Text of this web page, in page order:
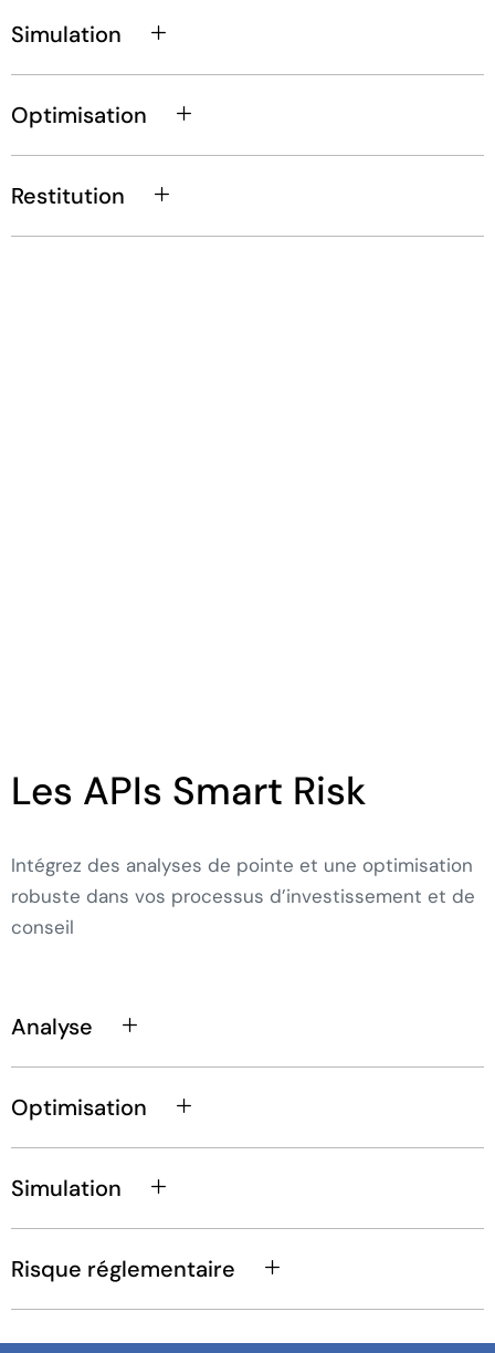
Simulation
Optimisation
Restitution
Les APIs Smart Risk
Intégrez des analyses de pointe et une optimisation
robuste dans vos processus d’investissement et de
conseil
Analyse
Optimisation
Simulation
Risque réglementaire